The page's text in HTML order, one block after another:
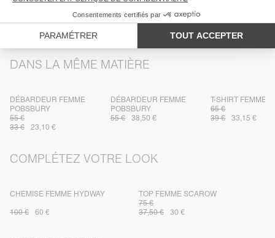
JOGGING FEMME
95 €
33,25 €
JOGGING FEMME
POBSBURY
95 €
DANS LA MÊME MATIÈRE
DÉBARDEUR FEMME
POBSBURY
55 €
33 €
23,10 €
DÉBARDEUR FEMME
POBSBURY
55 €
38,50 €
T-SHIRT FEMME
65 €
39 €
33,15 €
COMPLÉTEZ VOTRE LOOK
CHEMISE FEMME HYDWAY
100 € 60 €
TOP FEMME SCAROW
75 €
37,50 €
30 €